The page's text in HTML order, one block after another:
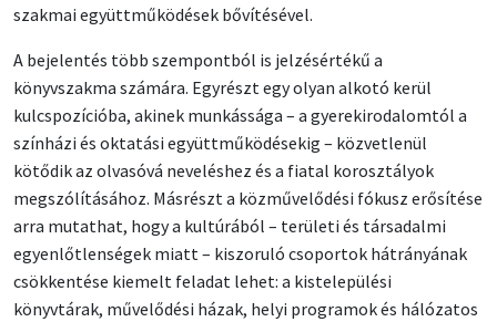
szakmai együttműködések bővítésével.
A bejelentés több szempontból is jelzésértékű a
könyvszakma számára. Egyrészt egy olyan alkotó kerül
kulcspozícióba, akinek munkássága – a gyerekirodalomtól a
színházi és oktatási együttműködésekig – közvetlenül
kötődik az olvasóvá neveléshez és a fiatal korosztályok
megszólításához. Másrészt a közművelődési fókusz erősítése
arra mutathat, hogy a kultúrából – területi és társadalmi
egyenlőtlenségek miatt – kiszoruló csoportok hátrányának
csökkentése kiemelt feladat lehet: a kistelepülési
könyvtárak, művelődési házak, helyi programok és hálózatos